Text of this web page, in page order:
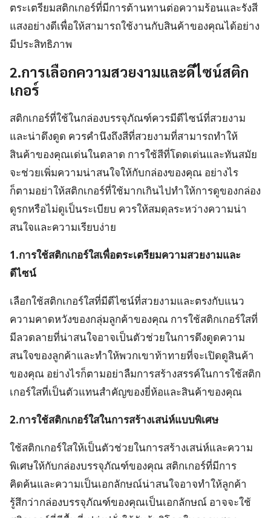
ตระเตรียมสติกเกอร์ที่มีการต้านทานต่อความร้อนและรังสี
แสงอย่างดีเพื่อให้สามารถใช้งานกับสินค้าของคุณได้อย่าง
มีประสิทธิภาพ
2.การเลือกความสวยงามและดีไซน์สติก
เกอร์
สติกเกอร์ที่ใช้ในกล่องบรรจุภัณฑ์ควรมีดีไซน์ที่สวยงาม
และน่าดึงดูด ควรคำนึงถึงสีที่สวยงามที่สามารถทำให้
สินค้าของคุณเด่นในตลาด การใช้สีที่โดดเด่นและทันสมัย
จะช่วยเพิ่มความน่าสนใจให้กับกล่องของคุณ อย่างไร
ก็ตามอย่าให้สติกเกอร์ที่ใช้มากเกินไปทำให้การดูของกล่อง
ดูรกหรือไม่ดูเป็นระเบียบ ควรให้สมดุลระหว่างความน่า
สนใจและความเรียบง่าย
1.การใช้สติกเกอร์ใสเพื่อตระเตรียมความสวยงามและ
ดีไซน์
เลือกใช้สติกเกอร์ใสที่มีดีไซน์ที่สวยงามและตรงกับแนว
ความคาดหวังของกลุ่มลูกค้าของคุณ การใช้สติกเกอร์ใสที่
มีลวดลายที่น่าสนใจอาจเป็นตัวช่วยในการดึงดูดความ
สนใจของลูกค้าและทำให้พวกเขาท้าทายที่จะเปิดดูสินค้า
ของคุณ อย่างไรก็ตามอย่าลืมการสร้างสรรค์ในการใช้สติก
เกอร์ใสที่เป็นตัวแทนสำคัญของยี่ห้อและสินค้าของคุณ
2.การใช้สติกเกอร์ใสในการสร้างเสน่ห์แบบพิเศษ
ใช้สติกเกอร์ใสให้เป็นตัวช่วยในการสร้างเสน่ห์และความ
พิเศษให้กับกล่องบรรจุภัณฑ์ของคุณ สติกเกอร์ที่มีการ
คิดค้นและความเป็นเอกลักษณ์น่าสนใจอาจทำให้ลูกค้า
รู้สึกว่ากล่องบรรจุภัณฑ์ของคุณเป็นเอกลักษณ์ อาจจะใช้